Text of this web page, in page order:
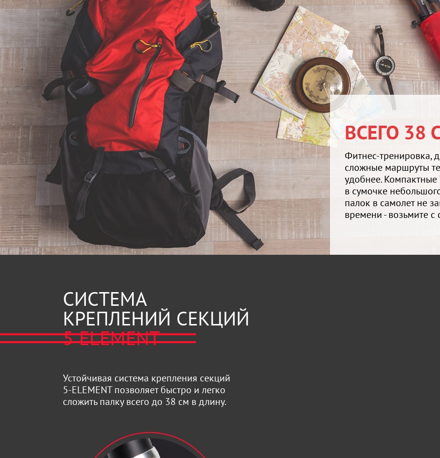
ВСЕГО 38
Фитнес-тренировка,
сложные маршруты
удобнее.
в сумочке
палок в самолет не
времени - возьмите с
СИСТЕМА
КРЕПЛЕНИЙ СЕКЦИЙ
5 ELEMENT
Устойчивая система крепления секций
5-ELEMENT позволяет быстро и легко
сложить палку всего до 38 см в длину.